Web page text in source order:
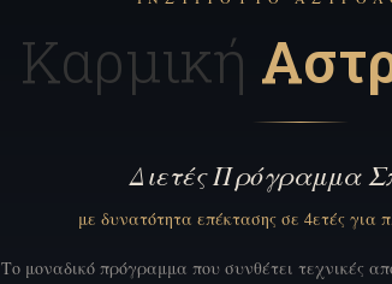
Καρμική
Διετές Πρόγραμμα
με δυνατότητα επέκτασης σε 4ετές για
Το μοναδικό πρόγραμμα που συνθέτει τεχνικές